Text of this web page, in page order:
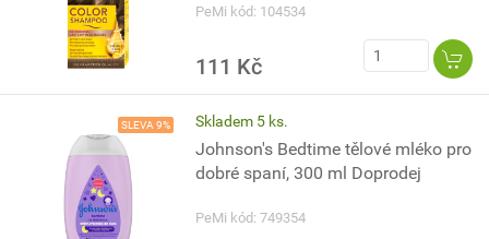
PeMi kód: 104534
111 Kč
SLEVA 9% Skladem 5 ks.
Johnson's Bedtime tělové mléko pro
dobré spaní, 300 ml Doprodej
PeMi kód: 749354